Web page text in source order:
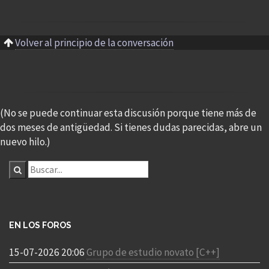
Volver al principio de la conversación
(No se puede continuar esta discusión porque tiene más de
dos meses de antigüedad. Si tienes dudas parecidas, abre un
nuevo hilo.)
EN LOS FOROS
15-07-2026 20:06Grupo de estudio novato [C++]